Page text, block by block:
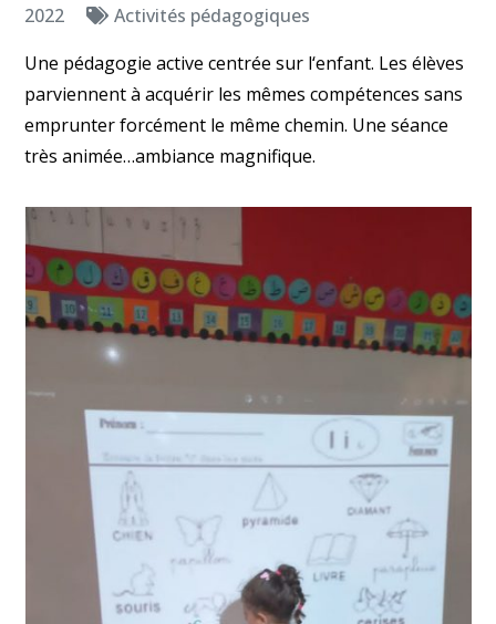
2022
Activités pédagogiques
Une pédagogie active centrée sur l‘enfant. Les élèves
parviennent à acquérir les mêmes compétences sans
emprunter forcément le même chemin. Une séance
très animée…ambiance magnifique.